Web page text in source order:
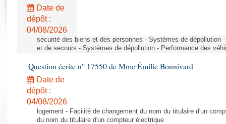
Rapports législatifs
Rapports sur l'application des lois
Baromètre de l’application des lois
Dossiers législatifs
Budget et sécurité sociale
Questions écrites et orales
Comptes rendus des débats
Date de
dépôt :
04/08/2026
sécurité des biens et des personnes - Systèmes de dépollution
et de secours - Systèmes de dépollution - Performance des
Question écrite n° 17550 de Mme Émilie Bonnivard
Date de
dépôt :
04/08/2026
logement - Facilité de changement du nom du titulaire d'un
du nom du titulaire d'un compteur électrique